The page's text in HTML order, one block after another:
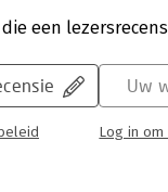
een
Uw
Log in